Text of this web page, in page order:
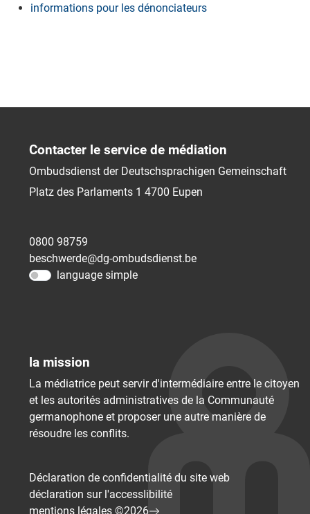
informations pour les dénonciateurs
Contacter le service de médiation
Ombudsdienst der Deutschsprachigen Gemeinschaft
Platz des Parlaments 1 4700 Eupen
0800 98759
beschwerde@dg-ombudsdienst.be
language simple
la mission
La médiatrice peut servir d'intermédiaire entre le citoyen
et les autorités administratives de la Communauté
germanophone et proposer une autre manière de
résoudre les conflits.
Déclaration de confidentialité du site web
déclaration sur l'accessIibilité
mentions légales ©2026